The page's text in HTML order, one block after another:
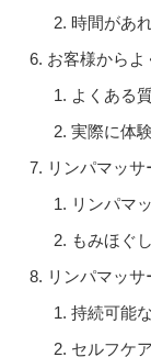
時間があ
お客様からよ
よくある
実際に体
リンパマッ
リンパマ
もみほぐ
リンパマッ
持続可能
セルフケ